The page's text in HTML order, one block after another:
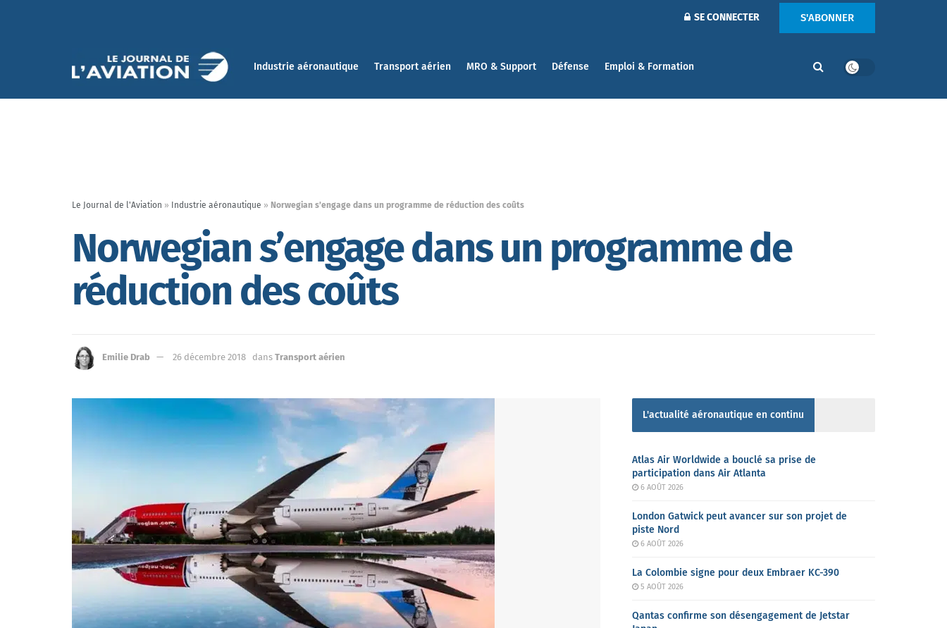
SE CONNECTER S'ABONNER
Industrie aéronautique Transport aérien MRO & Support Défense Emploi & Formation
Le Journal de l'Aviation » Industrie aéronautique » Norwegian s’engage dans un programme de réduction des coûts
Norwegian s’engage dans un programme de
réduction des coûts
Emilie Drab 26 décembre 2018 dans Transport aérien
L'actualité aéronautique en continu
Atlas Air Worldwide a bouclé sa prise de
participation dans Air Atlanta
6 AOÛT 2026
London Gatwick peut avancer sur son projet de
piste Nord
6 AOÛT 2026
La Colombie signe pour deux Embraer KC-390
5 AOÛT 2026
Qantas confirme son désengagement de Jetstar